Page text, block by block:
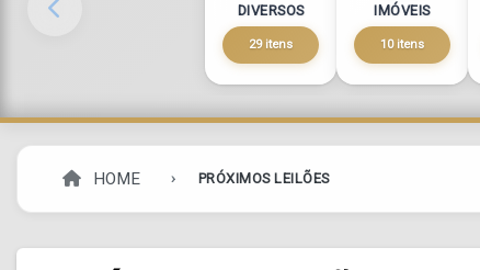
DIVERSOS
29 itens
IMÓVEIS
10 itens
HOME PRÓXIMOS LEILÕES